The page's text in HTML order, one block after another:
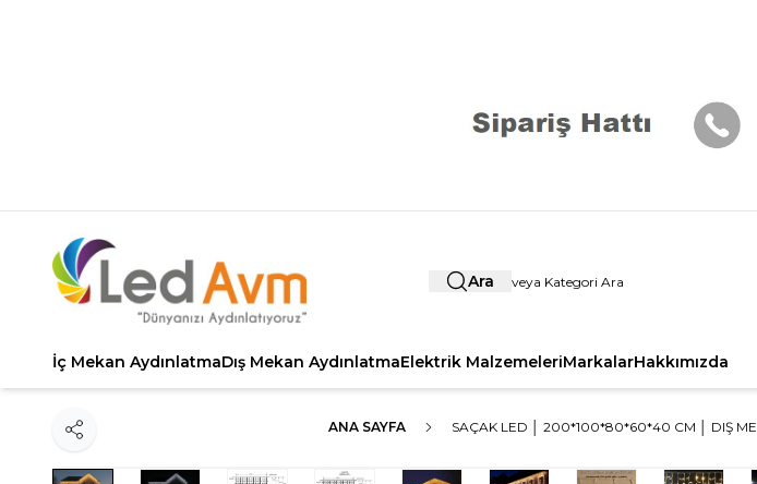
Ara
İç Mekan AydınlatmaDış Mekan AydınlatmaElektrik MalzemeleriMarkalarHakkımızda
ANA SAYFA SAÇAK LED │ 200*100*80*60*40 CM │ DIŞ
Paylaş